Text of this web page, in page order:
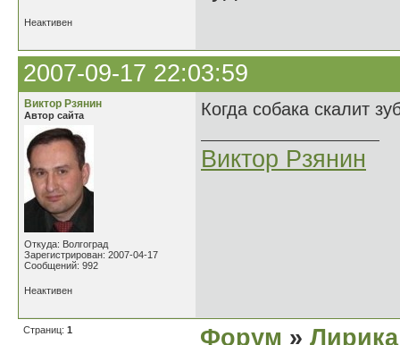
Неактивен
2007-09-17 22:03:59
Виктор Рзянин
Автор сайта
Откуда: Волгоград
Зарегистрирован: 2007-04-17
Сообщений: 992
Когда собака скалит
Виктор Рзянин
Неактивен
Страниц: 1 Форум » Лирика